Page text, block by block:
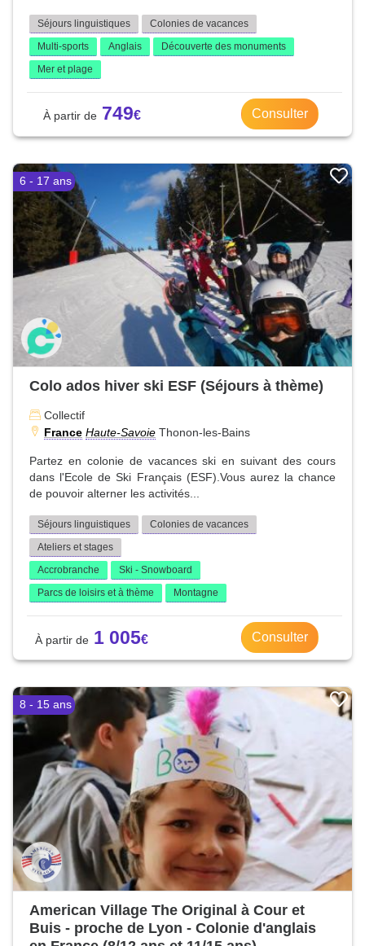
Séjours linguistiques
Colonies de vacances
Multi-sports
Anglais
Découverte des monuments
Mer et plage
749 Consulter
6 - 17 ans
Colo ados hiver ski ESF (Séjours à thème)
Collectif
France Haute-Savoie Thonon-les-Bains
Partez en colonie de vacances ski en suivant des cours
dans l'Ecole de Ski Français (ESF).Vous aurez la chance
de pouvoir alterner les activités...
Séjours linguistiques
Colonies de vacances
Ateliers et stages
Accrobranche
Ski - Snowboard
Parcs de loisirs et à thème
Montagne
1 005 Consulter
8 - 15 ans
American Village The Original à Cour et
Buis - proche de Lyon - Colonie d'anglais